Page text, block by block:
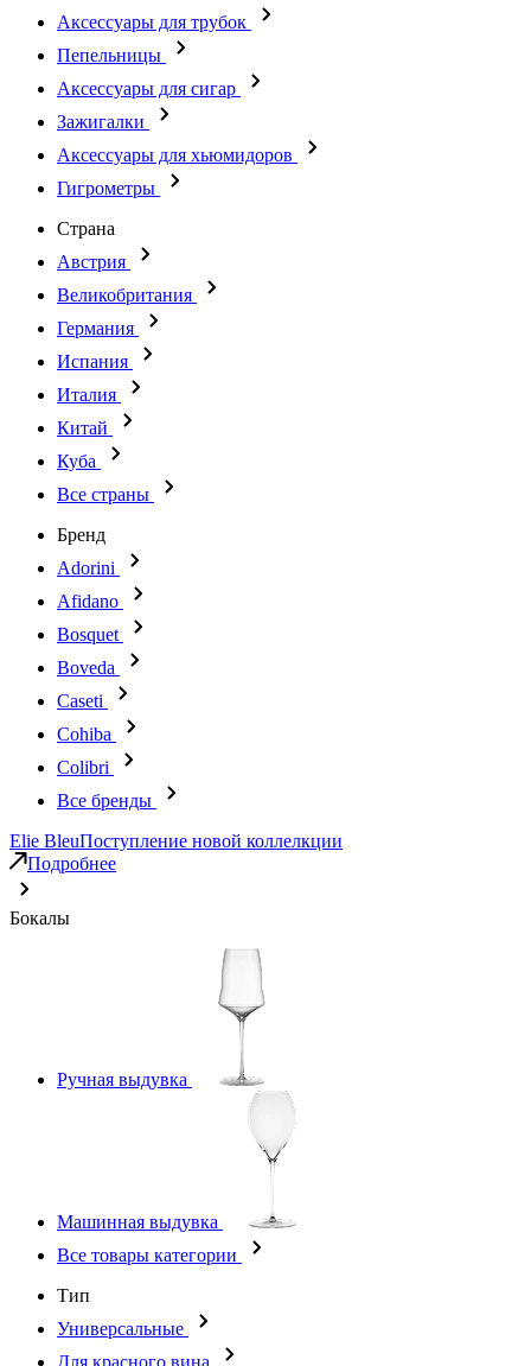
Аксессуары для трубок
Пепельницы
Аксессуары для сигар
Зажигалки
Аксессуары для хьюмидоров
Гигрометры
Страна
Австрия
Великобритания
Германия
Испания
Италия
Китай
Куба
Все страны
Бренд
Adorini
Afidano
Bosquet
Boveda
Caseti
Cohiba
Colibri
Все бренды
Elie BleuПоступление новой коллелкции
Подробнее
Бокалы
Ручная выдувка
Машинная выдувка
Все товары категории
Тип
Универсальные
Для красного вина